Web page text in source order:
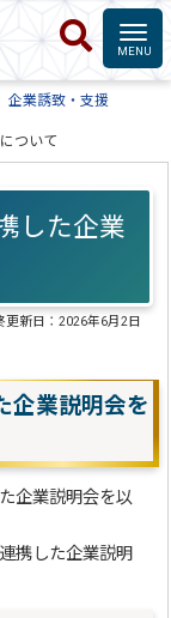
企業誘致・支援
ついて
した企業
更新日：2026年6月2日
企業説明会を
企業説明会を以
携した企業説明